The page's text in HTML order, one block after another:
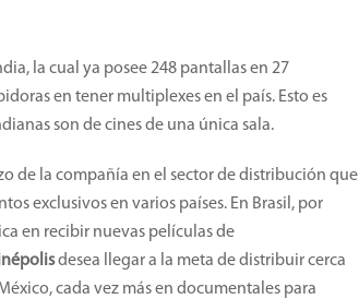
la cual ya posee 248 pantallas en 27
en tener multiplexes en el país. Esto es
son de cines de una única sala.
de la compañía en el sector de distribución que
exclusivos en varios países. En Brasil, por
en recibir nuevas películas de
desea llegar a la meta de distribuir cerca
cada vez más en documentales para